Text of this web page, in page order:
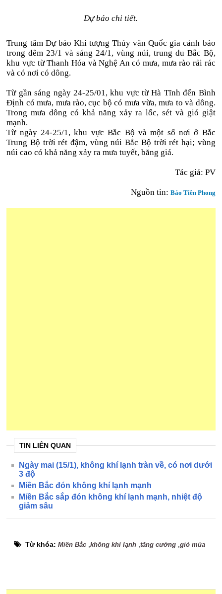
Dự báo chi tiết.
Trung tâm Dự báo Khí tượng Thủy văn Quốc gia cảnh báo
trong đêm 23/1 và sáng 24/1, vùng núi, trung du Bắc Bộ,
khu vực từ Thanh Hóa và Nghệ An có mưa, mưa rào rải rác
và có nơi có dông.
Từ gần sáng ngày 24-25/01, khu vực từ Hà Tĩnh đến Bình
Định có mưa, mưa rào, cục bộ có mưa vừa, mưa to và dông.
Trong mưa dông có khả năng xảy ra lốc, sét và gió giật
mạnh.
Từ ngày 24-25/1, khu vực Bắc Bộ và một số nơi ở Bắc
Trung Bộ trời rét đậm, vùng núi Bắc Bộ trời rét hại; vùng
núi cao có khả năng xảy ra mưa tuyết, băng giá.
Tác giả: PV
Nguồn tin: Báo Tiền Phong
TIN LIÊN QUAN
Ngày mai (15/1), không khí lạnh tràn về, có nơi dưới
3 độ
Miền Bắc đón không khí lạnh mạnh
Miền Bắc sắp đón không khí lạnh mạnh, nhiệt độ
giảm sâu
Từ khóa:Miền Bắc ,không khí lạnh ,tăng cường ,gió mùa